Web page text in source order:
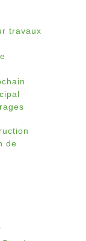
travaux
de